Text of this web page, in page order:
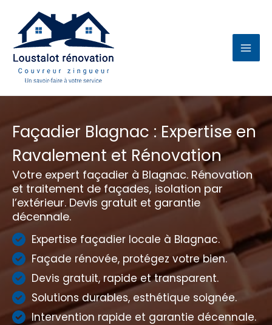
contenu
Façadier Blagnac : Expertise en
Ravalement et Rénovation
Votre expert façadier à Blagnac. Rénovation
et traitement de façades, isolation par
l’extérieur. Devis gratuit et garantie
décennale.
Expertise façadier locale à Blagnac.
Façade rénovée, protégez votre bien.
Devis gratuit, rapide et transparent.
Solutions durables, esthétique soignée.
Intervention rapide et garantie décennale.